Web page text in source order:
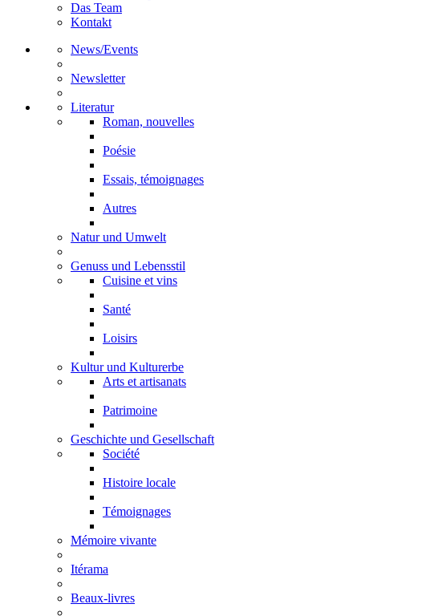
Das Team
Kontakt
News/Events
Newsletter
Literatur
Roman, nouvelles
Poésie
Essais, témoignages
Autres
Natur und Umwelt
Genuss und Lebensstil
Cuisine et vins
Santé
Loisirs
Kultur und Kulturerbe
Arts et artisanats
Patrimoine
Geschichte und Gesellschaft
Société
Histoire locale
Témoignages
Mémoire vivante
Itérama
Beaux-livres